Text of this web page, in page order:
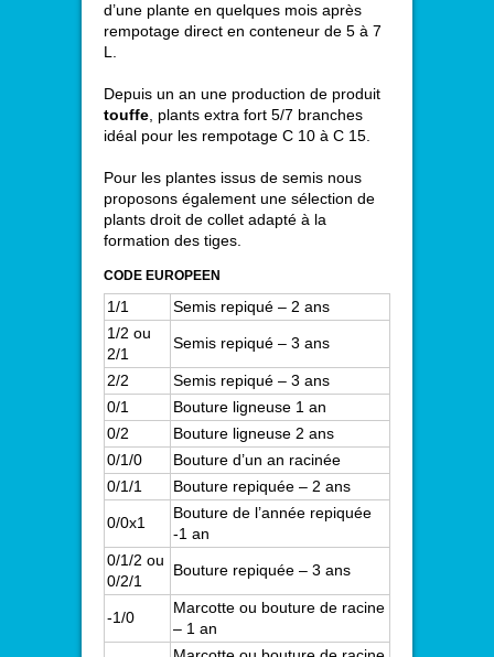
d’une plante en quelques mois après
rempotage direct en conteneur de 5 à 7
L.
Depuis un an une production de produit
touffe, plants extra fort 5/7 branches
idéal pour les rempotage C 10 à C 15.
Pour les plantes issus de semis nous
proposons également une sélection de
plants droit de collet adapté à la
formation des tiges.
CODE EUROPEEN
1/1
Semis repiqué – 2 ans
1/2 ou
2/1
Semis repiqué – 3 ans
2/2
Semis repiqué – 3 ans
0/1
Bouture ligneuse 1 an
0/2
Bouture ligneuse 2 ans
0/1/0
Bouture d’un an racinée
0/1/1
Bouture repiquée – 2 ans
0/0x1
Bouture de l’année repiquée
-1 an
0/1/2 ou
0/2/1
Bouture repiquée – 3 ans
-1/0
Marcotte ou bouture de racine
– 1 an